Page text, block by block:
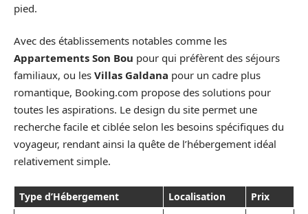
pied.
Avec des établissements notables comme les
Appartements Son Bou pour qui préfèrent des séjours
familiaux, ou les Villas Galdana pour un cadre plus
romantique, Booking.com propose des solutions pour
toutes les aspirations. Le design du site permet une
recherche facile et ciblée selon les besoins spécifiques du
voyageur, rendant ainsi la quête de l’hébergement idéal
relativement simple.
Type d’Hébergement Localisation Prix